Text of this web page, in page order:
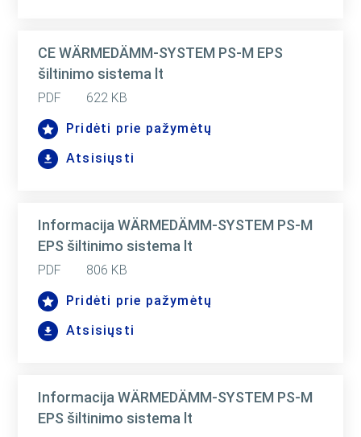
CE WÄRMEDÄMM-SYSTEM PS-M EPS
šiltinimo sistema lt
PDF
622 KB
Pridėti prie pažymėtų
Atsisiųsti
Informacija WÄRMEDÄMM-SYSTEM PS-M
EPS šiltinimo sistema lt
PDF
806 KB
Pridėti prie pažymėtų
Atsisiųsti
Informacija WÄRMEDÄMM-SYSTEM PS-M
EPS šiltinimo sistema lt